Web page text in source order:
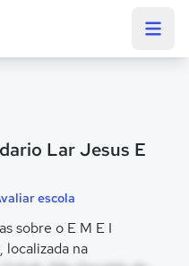
Lar Jesus E
escola
sobre o E M E I
localizada na